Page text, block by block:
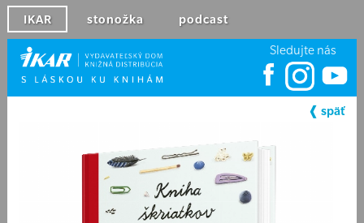
IKAR stonožka podcast
Sledujte nás
❰ späť